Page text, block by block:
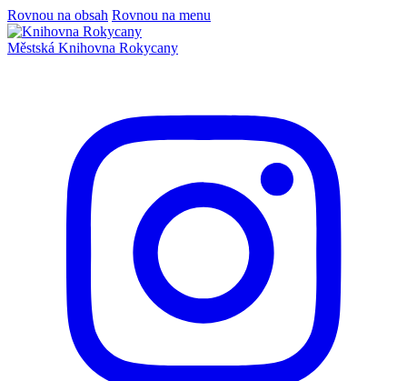
Rovnou na obsah Rovnou na menu
Městská Knihovna Rokycany